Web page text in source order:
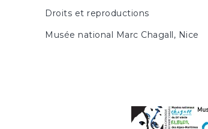
Droits et reproductions
Musée national Marc Chagall, Nice